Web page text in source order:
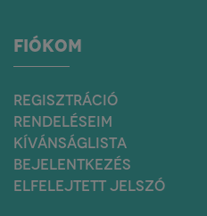
FIÓKOM
REGISZTRÁCIÓ
RENDELÉSEIM
KÍVÁNSÁGLISTA
BEJELENTKEZÉS
ELFELEJTETT JELSZÓ